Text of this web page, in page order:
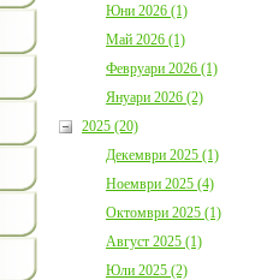
Юни 2026 (1)
Май 2026 (1)
Февруари 2026 (1)
Януари 2026 (2)
2025 (20)
Декември 2025 (1)
Ноември 2025 (4)
Октомври 2025 (1)
Август 2025 (1)
Юли 2025 (2)